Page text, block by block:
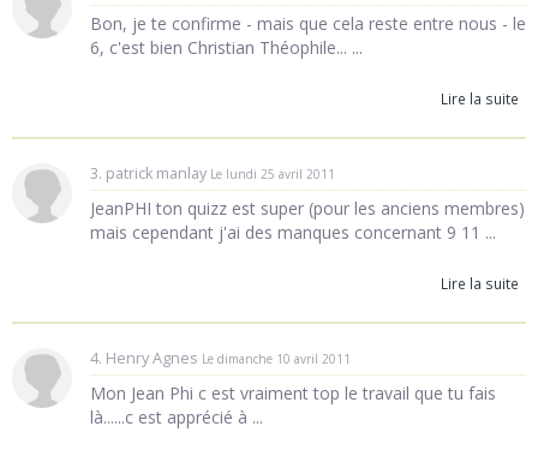
Bon, je te confirme - mais que cela reste entre nous - le
6, c'est bien Christian Théophile... ...
Lire la suite
3. patrick manlay Le lundi 25 avril 2011
JeanPHI ton quizz est super (pour les anciens membres)
mais cependant j'ai des manques concernant 9 11 ...
Lire la suite
4. Henry Agnes Le dimanche 10 avril 2011
Mon Jean Phi c est vraiment top le travail que tu fais
là......c est apprécié à ...